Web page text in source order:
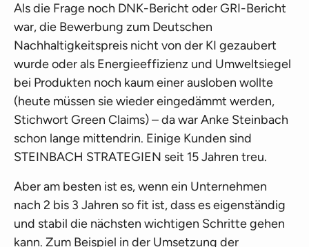
Als die Frage noch DNK-Bericht oder GRI-Bericht
war, die Bewerbung zum Deutschen
Nachhaltigkeitspreis nicht von der KI gezaubert
wurde oder als Energieeffizienz und Umweltsiegel
bei Produkten noch kaum einer ausloben wollte
(heute müssen sie wieder eingedämmt werden,
Stichwort Green Claims) – da war Anke Steinbach
schon lange mittendrin. Einige Kunden sind
STEINBACH STRATEGIEN seit 15 Jahren treu.
Aber am besten ist es, wenn ein Unternehmen
nach 2 bis 3 Jahren so fit ist, dass es eigenständig
und stabil die nächsten wichtigen Schritte gehen
kann. Zum Beispiel in der Umsetzung der